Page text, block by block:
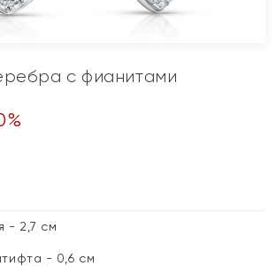
с фианитами
%
- 2,7 см
- 0,6 см